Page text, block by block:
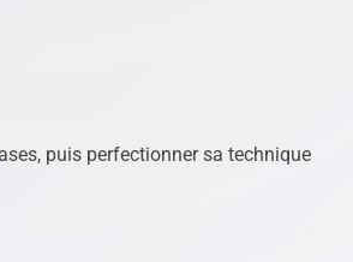
puis perfectionner sa technique